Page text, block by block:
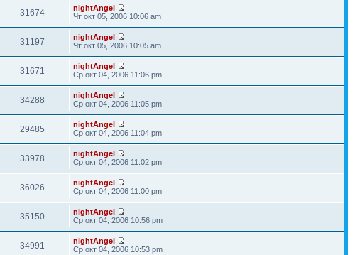
31674
nightAngel
Чт окт 05, 2006 10:06 am
31197
nightAngel
Чт окт 05, 2006 10:05 am
31671
nightAngel
Ср окт 04, 2006 11:06 pm
34288
nightAngel
Ср окт 04, 2006 11:05 pm
29485
nightAngel
Ср окт 04, 2006 11:04 pm
33978
nightAngel
Ср окт 04, 2006 11:02 pm
36026
nightAngel
Ср окт 04, 2006 11:00 pm
35150
nightAngel
Ср окт 04, 2006 10:56 pm
34991
nightAngel
Ср окт 04, 2006 10:53 pm